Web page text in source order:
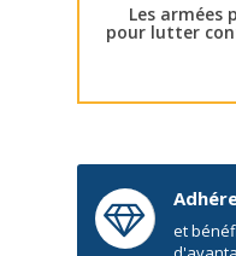
Les armées
pour lutter
et